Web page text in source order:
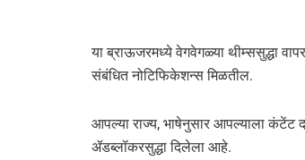
या ब्राऊजरमध्ये वेगवेगळ्या थीम्ससुद्धा
संबंधित नोटिफिकेशन्स मिळतील.
आपल्या राज्य, भाषेनुसार आपल्याला कंटेंट
ॲडब्लॉकरसुद्धा दिलेला आहे.